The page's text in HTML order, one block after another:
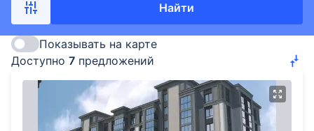
Найти
Показывать на карте
Доступно 7 предложений